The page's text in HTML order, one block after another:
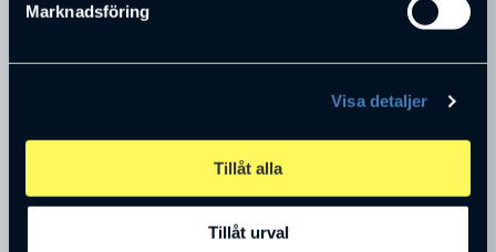
Marknadsföring
Visa detaljer
Tillåt alla
Tillåt urval